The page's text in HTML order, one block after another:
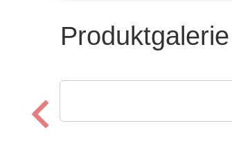
Produktgalerie